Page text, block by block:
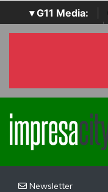
▾ G11 Media:
SecurityOpenLab |
Newsletter